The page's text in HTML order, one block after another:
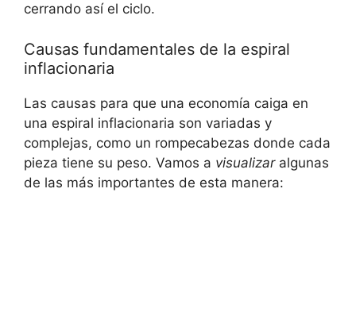
cerrando así el ciclo.
Causas fundamentales de la espiral
inflacionaria
Las causas para que una economía caiga en
una espiral inflacionaria son variadas y
complejas, como un rompecabezas donde cada
pieza tiene su peso. Vamos a visualizaralgunas
de las más importantes de esta manera: